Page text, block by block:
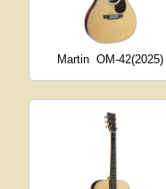
Martin OM-42(2025)